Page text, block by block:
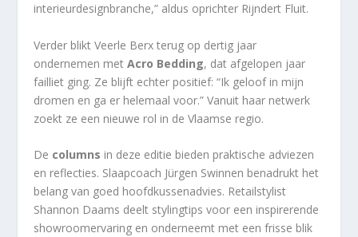
interieurdesignbranche,” aldus oprichter Rijndert Fluit.
Verder blikt Veerle Berx terug op dertig jaar
ondernemen metAcro Bedding, dat afgelopen jaar
failliet ging. Ze blijft echter positief: “Ik geloof in mijn
dromen en ga er helemaal voor.” Vanuit haar netwerk
zoekt ze een nieuwe rol in de Vlaamse regio.
De columns in deze editie bieden praktische adviezen
en reflecties. Slaapcoach Jürgen Swinnen benadrukt het
belang van goed hoofdkussenadvies. Retailstylist
Shannon Daams deelt stylingtips voor een inspirerende
showroomervaring en onderneemt met een frisse blik